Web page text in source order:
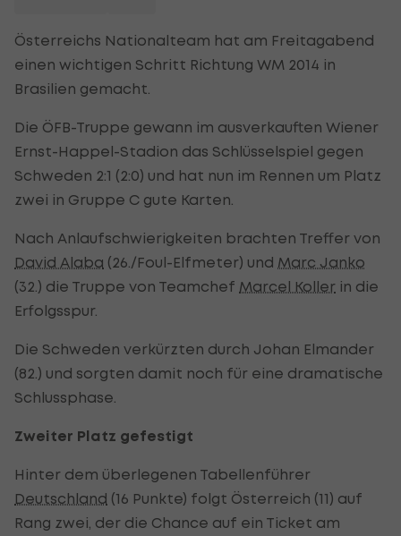
Österreichs Nationalteam hat am Freitagabend
einen wichtigen Schritt Richtung WM 2014 in
Brasilien gemacht.
Die ÖFB-Truppe gewann im ausverkauften Wiener
Ernst-Happel-Stadion das Schlüsselspiel gegen
Schweden 2:1 (2:0) und hat nun im Rennen um Platz
zwei in Gruppe C gute Karten.
Nach Anlaufschwierigkeiten brachten Treffer von
David Alaba (26./Foul-Elfmeter) und Marc Janko
(32.) die Truppe von Teamchef Marcel Koller in die
Erfolgsspur.
Die Schweden verkürzten durch Johan Elmander
(82.) und sorgten damit noch für eine dramatische
Schlussphase.
Zweiter Platz gefestigt
Hinter dem überlegenen Tabellenführer
Deutschland (16 Punkte) folgt Österreich (11) auf
Rang zwei, der die Chance auf ein Ticket am